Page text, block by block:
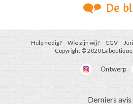
De
Hulp nodig? Wie zijn wij? CGV
Copyright © 2020 La boutique
Ontwerp
Derniers avis